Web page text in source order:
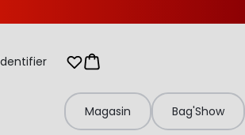
Mes listes d'envies
Panier
Magasin Bag'Show